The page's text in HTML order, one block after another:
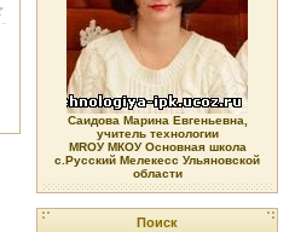
Саидова Марина Евгеньевна,
учитель технологии
МRОУ МКОУ Основная школа
с.Русский Мелекесс Ульяновской
области
Поиск